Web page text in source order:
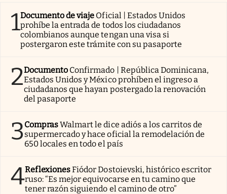
1Documento de viaje Oficial | Estados Unidos
prohíbe la entrada de todos los ciudadanos
colombianos aunque tengan una visa si
postergaron este trámite con su pasaporte
2Documento Confirmado | República Dominicana,
Estados Unidos y México prohíben el ingreso a
ciudadanos que hayan postergado la renovación
del pasaporte
3ComprasWalmart le dice adiós a los carritos de
supermercado y hace oficial la remodelación de
650 locales en todo el país
4ReflexionesFiódor Dostoievski, histórico escritor
ruso: “Es mejor equivocarse en tu camino que
tener razón siguiendo el camino de otro”